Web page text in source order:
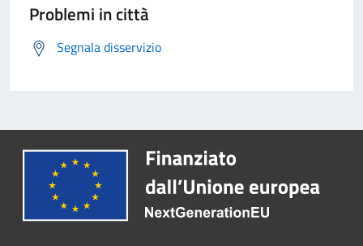
Problemi in città
Segnala disservizio